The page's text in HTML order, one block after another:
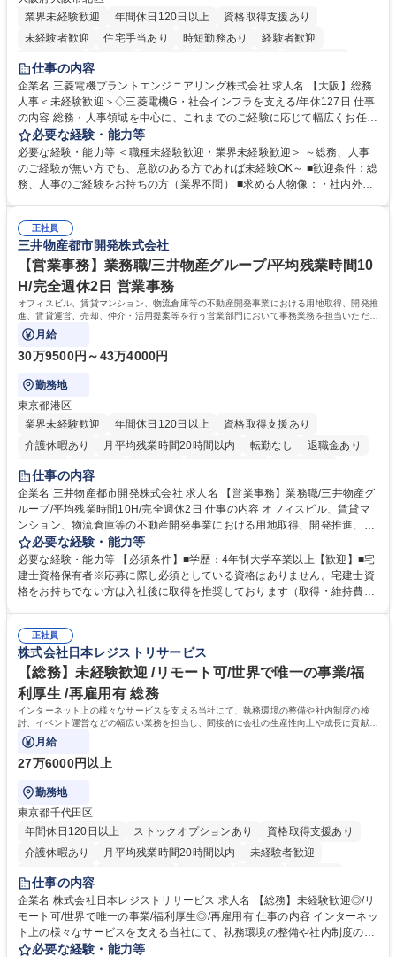
業界未経験歓迎
年間休日120日以上
資格取得支援あり
未経験者歓迎
住宅手当あり 時短勤務あり
経験者歓迎
退職金あり
駅近5分以内
土日祝休み 服装自由 寮・社宅あり 食事補助あり
仕事の内容
企業名 三菱電機プラントエンジニアリング株式会社 求人名 【大阪】総務
人事＜未経験歓迎＞◇三菱電機G・社会インフラを支える/年休127日 仕事
の内容 総務・人事領域を中心に、これまでのご経験に応じて幅広くお任せ
します。 ＜具体的には＞ ・総務/人事労務（給与・社保・勤怠管理など）
・採用・教育研修 ・福利厚生運用 など ※基本的には事務所勤務ですが、
採用や教育等の業務内容により、関西圏以外への日帰り・宿泊を伴う国内
出張もございます。 ※担当業務を持ちつつ、お互いに助け合いながら、総
必要な経験・能力等
必要な経験・能力等 ＜職種未経験歓迎・業界未経験歓迎＞ ～総務、人事
のご経験が無い方でも、意欲のある方であれば未経験OK～ ■歓迎条件：総
務、人事のご経験をお持ちの方（業界不問） ■求める人物像：・社内外の
正社員
三井物産都市開発株式会社
【営業事務】業務職/三井物産グループ/平均残業時間10
H/完全週休2日 営業事務
オフィスビル、賃貸マンション、物流倉庫等の不動産開発事業における用地取得、開発推
進、賃貸運営、売却、仲介・活用提案等を行う営業部門において事務業務を担当いただき
ます。
月給
30万9500円～43万4000円
勤務地
東京都港区
業界未経験歓迎
年間休日120日以上
資格取得支援あり
介護休暇あり
月平均残業時間20時間以内 転勤なし
退職金あり
在宅OK
賞与あり
駅近5分以内
土日祝休み 寮・社宅あり
仕事の内容
企業名 三井物産都市開発株式会社 求人名 【営業事務】業務職/三井物産グ
ループ/平均残業時間10H/完全週休2日 仕事の内容 オフィスビル、賃貸マ
ンション、物流倉庫等の不動産開発事業における用地取得、開発推進、賃
貸運営、売却、仲介・活用提案等を行う営業部門において事務業務を担当
いただきます。 【詳細】・契約書管理、契約書製本、捺印対応、ファイリ
ング、登記簿取得、調書取得・支払業務（各種費用支払、支払管理、請
求・支払データ登録、取引先マスター申請対応）・予算作成及び予実管
の他に担当頂く業務が発生する場合があります。 募集職種 【営業事務】
業務職/三井物産グループ/平均残業時間10H/完全週休2日
必要な経験・能力等
必要な経験・能力等 【必須条件】■学歴：4年制大学卒業以上【歓迎】■宅
建士資格保有者※応募に際し必須としている資格はありません。宅建士資
格をお持ちでない方は入社後に取得を推奨しております（取得・維持費用
ション力がある方。 ・チャレンジを厭わず、粘り強く業務に取り組める
方。多様な関係者と謙虚に信頼関係を構築でき、期限を意識したスケジュ
ール管理が出来る方。※将来的に他部署（営業部門、コーポレート部門）
へのジョブローテーションの可能性があります。 学歴・資格 学歴：大学
院 大学 語学力： 資格：宅地建物取引士
正社員
株式会社日本レジストリサービス
【総務】未経験歓迎 /リモート可/世界で唯一の事業/福
利厚生 /再雇用有 総務
インターネット上の様々なサービスを支える当社にて、執務環境の整備や社内制度の検
討、イベント運営などの幅広い業務を担当し、間接的に会社の生産性向上や成長に貢献し
ている部署です。
月給
27万6000円以上
勤務地
東京都千代田区
年間休日120日以上
ストックオプションあり
資格取得支援あり
介護休暇あり
月平均残業時間20時間以内
未経験者歓迎
住宅手当あり
完全週休2日制
交通費支給 駅近5分以内 土日祝休み 服装自由
仕事の内容
企業名 株式会社日本レジストリサービス 求人名 【総務】未経験歓迎◎/リ
モート可/世界で唯一の事業/福利厚生◎/再雇用有 仕事の内容 インターネッ
ト上の様々なサービスを支える当社にて、執務環境の整備や社内制度の検
討、イベント運営などの幅広い業務を担当し、間接的に会社の生産性向上
必要な経験・能力等